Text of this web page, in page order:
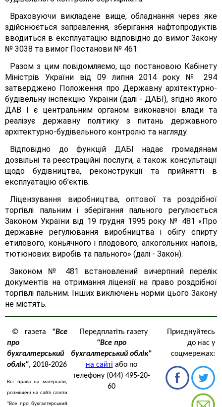
Враховуючи викладене вище, обладнання через яке
здійснюється заправлення, зберігання нафтопродуктів
вводиться в експлуатацію відповідно до вимог Закону
№ 3038 та вимог Постанови № 461.
Разом з цим повідомляємо, що постановою Кабінету
Міністрів України від 09 липня 2014 року № 294
затверджено Положення про Державну архітектурно-
будівельну інспекцію України (далі - ДАБІ), згідно якого
ДАВ І є центральним органом виконавчої влади та
реалізує державну політику з питань державного
архітектурно-будівельного контролю та нагляду.
Відповідно до функцій ДАБІ надає громадянам
дозвільні та реєстраційні послуги, а також консультації
щодо будівництва, реконструкції та прийнятті в
експлуатацію об’єктів.
Ліцензування виробництва, оптової та роздрібної
торгівлі пальним і зберігання пального регулюється
Законом України від 19 грудня 1995 року № 481 «Про
державне регулювання виробництва і обігу спирту
етилового, коньячного і плодового, алкогольних напоїв,
тютюнових виробів та пального» (далі - Закон).
Законом № 481 встановлений вичерпний перелік
документів на отримання ліцензії на право роздрібної
торгівлі пальним. Інших виключень норми цього Закону
не містять.
© газета "Все
про
бухгалтерський
облік", 2018-2026
Всі права на матеріали,
розміщені на сайті газети
"Все про бухгалтерський
Передплатіть газету
"Все про
бухгалтерський облік"
на сайті або по
телефону (044) 495-20-
60
Приєднуйтесь
до нас у
соцмережах: